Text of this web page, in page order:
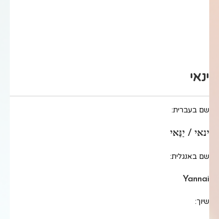
ינאי
שם בעברית:
ינאי / יַנַּאי
שם באנגלית:
Yannai
שיוך: